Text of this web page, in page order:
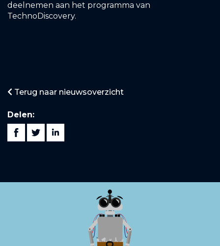
deelnemen aan het programma van
TechnoDiscovery.
Terug naar nieuwsoverzicht
Delen: